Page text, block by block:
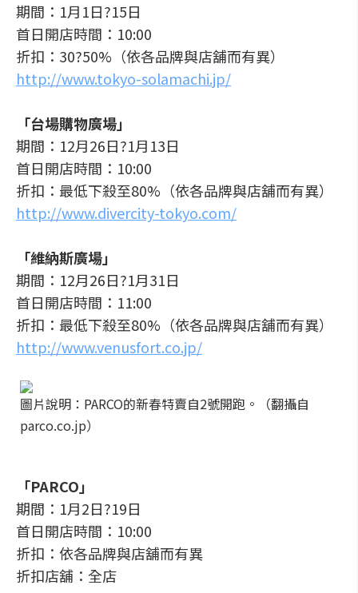
期間：1月1日?15日
首日開店時間：10:00
折扣：30?50%（依各品牌與店舖而有異）
http://www.tokyo-solamachi.jp/
「台場購物廣場」
期間：12月26日?1月13日
首日開店時間：10:00
折扣：最低下殺至80%（依各品牌與店舖而有異）
http://www.divercity-tokyo.com/
「維納斯廣場」
期間：12月26日?1月31日
首日開店時間：11:00
折扣：最低下殺至80%（依各品牌與店舖而有異）
http://www.venusfort.co.jp/
圖片說明：PARCO的新春特賣自2號開跑。（翻攝自
parco.co.jp）
「PARCO」
期間：1月2日?19日
首日開店時間：10:00
折扣：依各品牌與店舖而有異
折扣店舖：全店